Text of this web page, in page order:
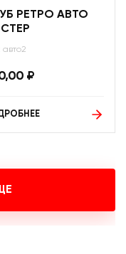
РЕТРО АВТО
авто2
₽